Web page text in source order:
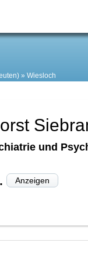
Wiesloch
und
Anzeigen